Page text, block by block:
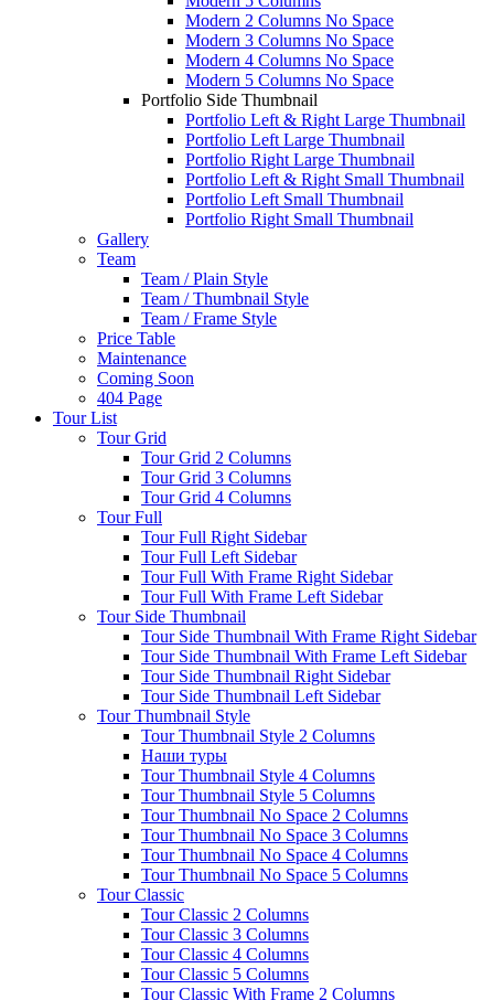
Modern 2 Columns No Space
Modern 3 Columns No Space
Modern 4 Columns No Space
Modern 5 Columns No Space
Portfolio Side Thumbnail
Portfolio Left & Right Large Thumbnail
Portfolio Left Large Thumbnail
Portfolio Right Large Thumbnail
Portfolio Left & Right Small Thumbnail
Portfolio Left Small Thumbnail
Portfolio Right Small Thumbnail
Gallery
Team
Team / Plain Style
Team / Thumbnail Style
Team / Frame Style
Price Table
Maintenance
Coming Soon
404 Page
Tour List
Tour Grid
Tour Grid 2 Columns
Tour Grid 3 Columns
Tour Grid 4 Columns
Tour Full
Tour Full Right Sidebar
Tour Full Left Sidebar
Tour Full With Frame Right Sidebar
Tour Full With Frame Left Sidebar
Tour Side Thumbnail
Tour Side Thumbnail With Frame Right Sidebar
Tour Side Thumbnail With Frame Left Sidebar
Tour Side Thumbnail Right Sidebar
Tour Side Thumbnail Left Sidebar
Tour Thumbnail Style
Tour Thumbnail Style 2 Columns
Наши туры
Tour Thumbnail Style 4 Columns
Tour Thumbnail Style 5 Columns
Tour Thumbnail No Space 2 Columns
Tour Thumbnail No Space 3 Columns
Tour Thumbnail No Space 4 Columns
Tour Thumbnail No Space 5 Columns
Tour Classic
Tour Classic 2 Columns
Tour Classic 3 Columns
Tour Classic 4 Columns
Tour Classic 5 Columns
Tour Classic With Frame 2 Columns